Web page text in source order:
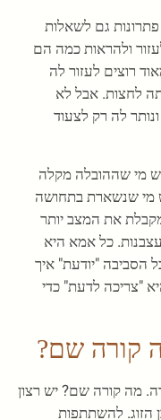
גם לשאלות
ולהראות כמה הם
רוצים לעזור לה
לחצות. אבל לא
לה רק לצעוד
מי שההובלה מקלה
מי שנשארת בתחושה
את המצב יותר
כל אמא היא
הסביבה "יודעת" איך
"צריכה לדעת" כדי
קורה שם?
מה קורה שם? יש רצון
הזוג. להשתתפות